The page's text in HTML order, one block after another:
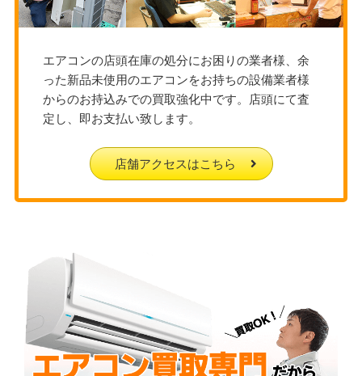
エアコンの店頭在庫の処分にお困りの業者様、余
った新品未使用のエアコンをお持ちの設備業者様
からのお持込みでの買取強化中です。店頭にて査
定し、即お支払い致します。
店舗アクセスはこちら